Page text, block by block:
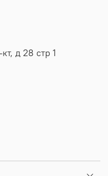
д 28 стр 1